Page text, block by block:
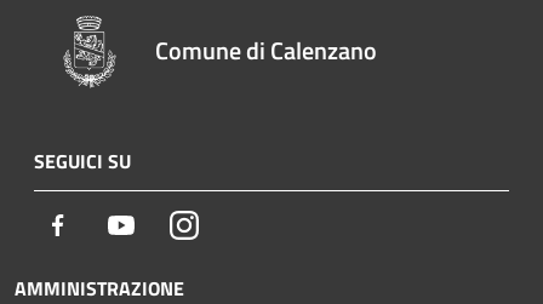
Comune di Calenzano
SEGUICI SU
Facebook YoutubeInstagram
AMMINISTRAZIONE